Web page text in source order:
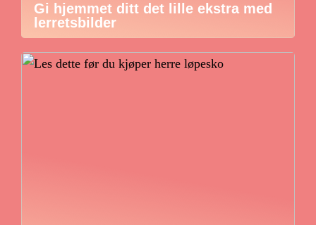
Gi hjemmet ditt det lille ekstra med
lerretsbilder